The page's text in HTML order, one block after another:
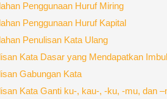
Penggunaan Huruf Miring
Penggunaan Huruf Kapital
Penulisan Kata Ulang
Kata Dasar yang Mendapatkan
Gabungan Kata
Kata Ganti ku-, kau-, -ku, -mu, dan